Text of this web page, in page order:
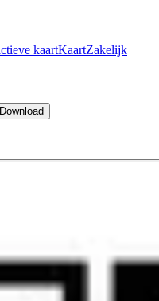
kaartKaartZakelijk
Download